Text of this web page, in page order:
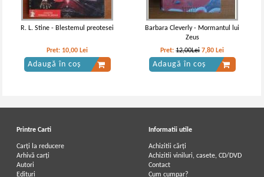
R. L. Stine - Blestemul preotesei
Pret: 10,00 Lei
Adaugă în coș
Barbara Cleverly - Mormantul lui
Zeus
Pret:12,00Lei 7,80 Lei
Adaugă în coș
Printre Carti
Carți la reducere
Arhivă carți
Autori
Edituri
Informatii utile
Achizitii cărți
Achizitii viniluri, casete, CD/DVD
Contact
Cum cumpar?